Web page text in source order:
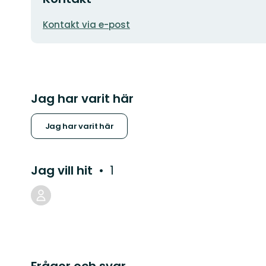
E-
Kontakt via e-post
Jag har varit här
Jag har varit här
Jag vill hit 1